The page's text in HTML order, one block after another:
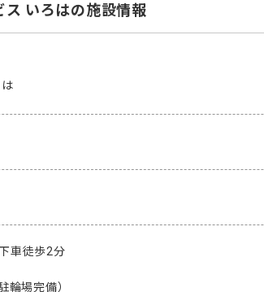
いろはの施設情報
車徒歩2分
輪場完備）